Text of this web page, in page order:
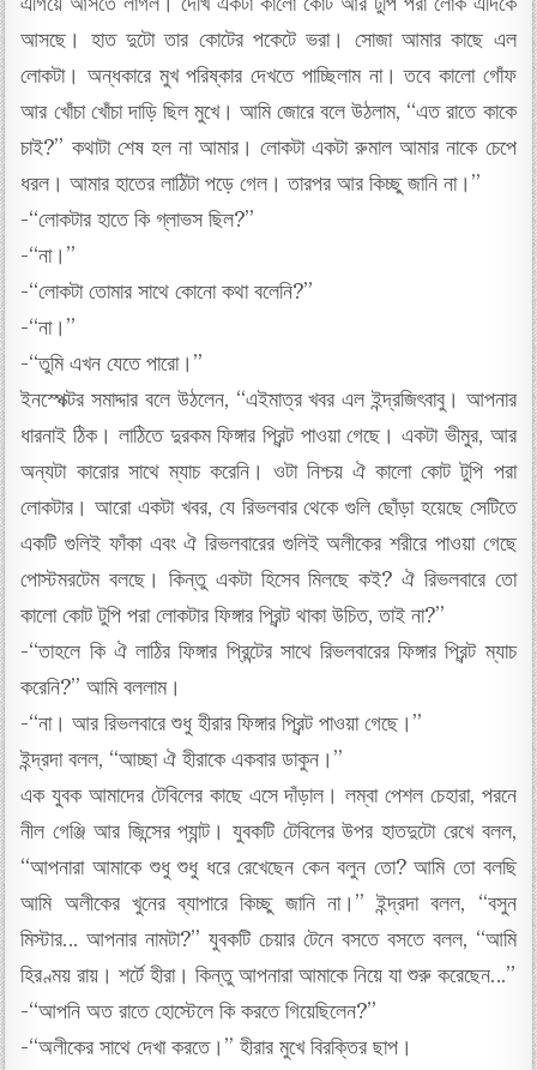
আসছে। হাত দুটো তার কোটের পকেটে ভরা। সোজা আমার কাছে এল
লোকটা। অন্ধকারে মুখ পরিষ্কার দেখতে পাচ্ছিলাম না। তবে কালো গোঁফ
আর খোঁচা খোঁচা দাড়ি ছিল মুখে। আমি জোরে বলে উঠলাম, “এত রাতে কাকে
চাই?” কথাটা শেষ হল না আমার। লোকটা একটা রুমাল আমার নাকে চেপে
ধরল। আমার হাতের লাঠিটা পড়ে গেল। তারপর আর কিচ্ছু জানি না।”
-“লোকটার হাতে কি গ্লাভস ছিল?”
-“না।”
-“লোকটা তোমার সাথে কোনো কথা বলেনি?”
-“না।”
-“তুমি এখন যেতে পারো।”
ইনস্পেক্টর সমাদ্দার বলে উঠলেন, “এইমাত্র খবর এল ইন্দ্রজিৎবাবু। আপনার
ধারনাই ঠিক। লাঠিতে দুরকম ফিঙ্গার প্রিন্ট পাওয়া গেছে। একটা ভীমুর, আর
অন্যটা কারোর সাথে ম্যাচ করেনি। ওটা নিশ্চয় ঐ কালো কোট টুপি পরা
লোকটার। আরো একটা খবর, যে রিভলবার থেকে গুলি ছোঁড়া হয়েছে সেটিতে
একটি গুলিই ফাঁকা এবং ঐ রিভলবারের গুলিই অলীকের শরীরে পাওয়া গেছে
পোস্টমরটেম বলছে। কিন্তু একটা হিসেব মিলছে কই? ঐ রিভলবারে তো
কালো কোট টুপি পরা লোকটার ফিঙ্গার প্রিন্ট থাকা উচিত, তাই না?”
-“তাহলে কি ঐ লাঠির ফিঙ্গার প্রিন্টের সাথে রিভলবারের ফিঙ্গার প্রিন্ট ম্যাচ
করেনি?” আমি বললাম।
-“না। আর রিভলবারে শুধু হীরার ফিঙ্গার প্রিন্ট পাওয়া গেছে।”
ইন্দ্রদা বলল, “আচ্ছা ঐ হীরাকে একবার ডাকুন।”
এক যুবক আমাদের টেবিলের কাছে এসে দাঁড়াল। লম্বা পেশল চেহারা, পরনে
নীল গেঞ্জি আর জিন্সের প্যান্ট। যুবকটি টেবিলের উপর হাতদুটো রেখে বলল,
“আপনারা আমাকে শুধু শুধু ধরে রেখেছেন কেন বলুন তো? আমি তো বলছি
আমি অলীকের খুনের ব্যাপারে কিচ্ছু জানি না।” ইন্দ্রদা বলল, “বসুন
মিস্টার… আপনার নামটা?” যুবকটি চেয়ার টেনে বসতে বসতে বলল, “আমি
হিরণ্ময় রায়। শর্টে হীরা। কিন্তু আপনারা আমাকে নিয়ে যা শুরু করেছেন…”
-“আপনি অত রাতে হোস্টেলে কি করতে গিয়েছিলেন?”
-“অলীকের সাথে দেখা করতে।” হীরার মুখে বিরক্তির ছাপ।